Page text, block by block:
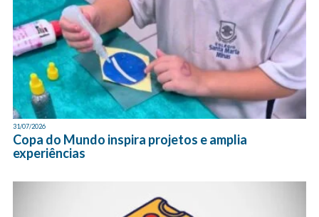
31/07/2026
Copa do Mundo inspira projetos e amplia
experiências